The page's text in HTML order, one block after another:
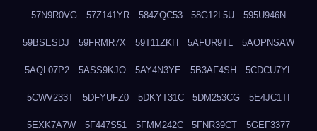
57N9R0VG 57Z141YR 584ZQC53 58G12L5U 595U946N
59BSESDJ 59FRMR7X 59T11ZKH 5AFUR9TL 5AOPNSAW
5AQL07P2 5ASS9KJO 5AY4N3YE 5B3AF4SH 5CDCU7YL
5CWV233T 5DFYUFZ0 5DKYT31C 5DM253CG 5E4JC1TI
5EXK7A7W 5F447S51 5FMM242C 5FNR39CT 5GEF3377